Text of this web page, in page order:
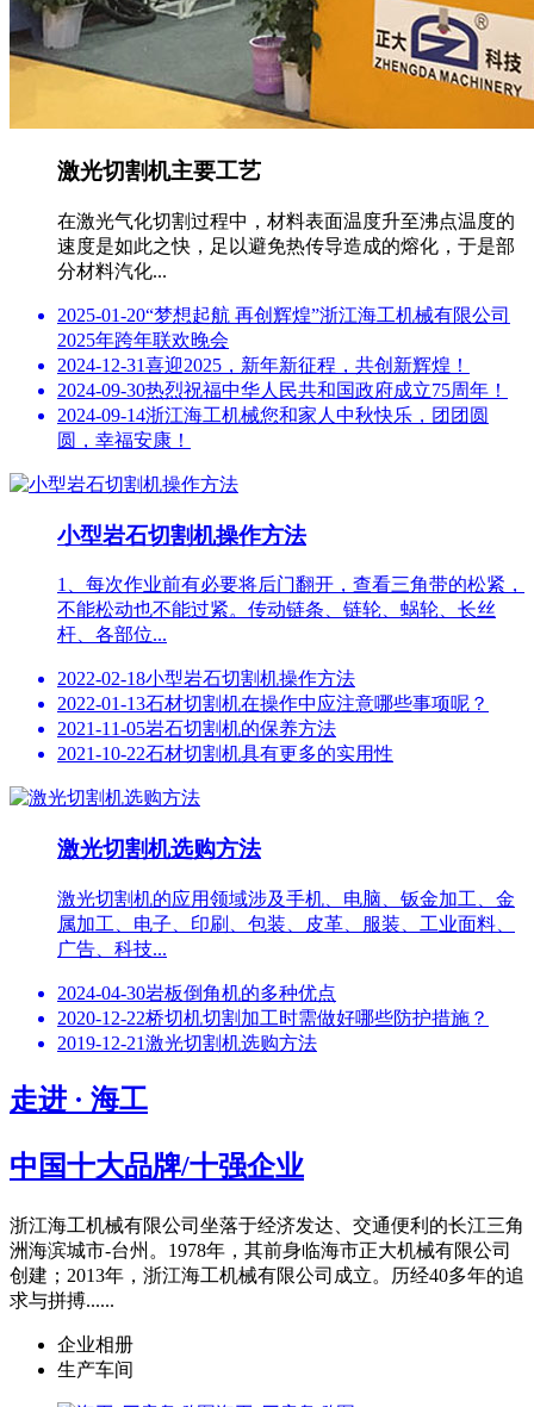
激光切割机主要工艺
在激光气化切割过程中，材料表面温度升至沸点温度的
速度是如此之快，足以避免热传导造成的熔化，于是部
分材料汽化...
2025-01-20“梦想起航 再创辉煌”浙江海工机械有限公司
2025年跨年联欢晚会
2024-12-31喜迎2025，新年新征程，共创新辉煌！
2024-09-30热烈祝福中华人民共和国政府成立75周年！
2024-09-14浙江海工机械您和家人中秋快乐，团团圆
圆，幸福安康！
小型岩石切割机操作方法
1、每次作业前有必要将后门翻开，查看三角带的松紧，
不能松动也不能过紧。传动链条、链轮、蜗轮、长丝
杆、各部位...
2022-02-18小型岩石切割机操作方法
2022-01-13石材切割机在操作中应注意哪些事项呢？
2021-11-05岩石切割机的保养方法
2021-10-22石材切割机具有更多的实用性
激光切割机选购方法
激光切割机的应用领域涉及手机、电脑、钣金加工、金
属加工、电子、印刷、包装、皮革、服装、工业面料、
广告、科技...
2024-04-30岩板倒角机的多种优点
2020-12-22桥切机切割加工时需做好哪些防护措施？
2019-12-21激光切割机选购方法
走进 · 海工
中国十大品牌/十强企业
浙江海工机械有限公司坐落于经济发达、交通便利的长江三角
洲海滨城市-台州。1978年，其前身临海市正大机械有限公司
创建；2013年，浙江海工机械有限公司成立。历经40多年的追
求与拼搏......
企业相册
生产车间